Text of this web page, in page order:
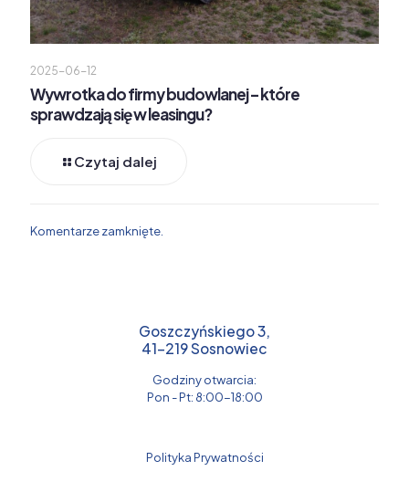
2025-06-12
Wywrotka do firmy budowlanej – które
sprawdzają się w leasingu?
Czytaj dalej
Komentarze zamknięte.
Goszczyńskiego 3,
41-219 Sosnowiec
Godziny otwarcia:
Pon - Pt: 8:00-18:00
Polityka Prywatności